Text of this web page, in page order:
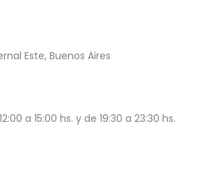
Este, Buenos Aires
a 15:00 hs. y de 19:30 a 23:30 hs.